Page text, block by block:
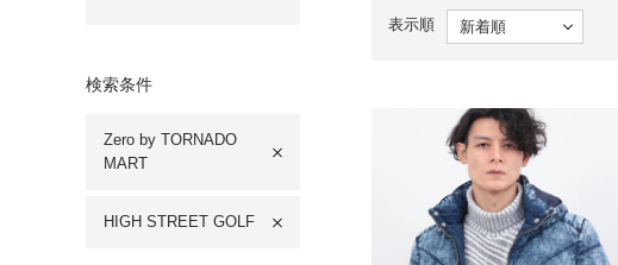
検索条件
Zero by TORNADO
MART
HIGH STREET GOLF
表示順